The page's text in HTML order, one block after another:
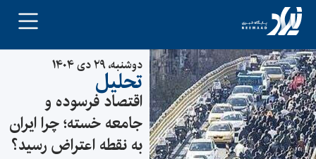
دوشنبه، ۲۹ دی ۱۴۰۴
تحلیل
اقتصاد فرسوده و
جامعه خسته؛ چرا ایران
به نقطه اعتراض رسید؟